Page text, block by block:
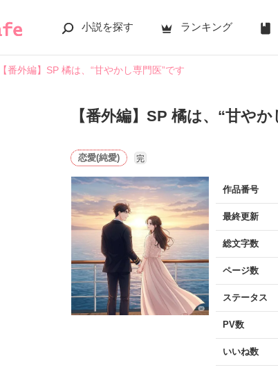
小説を探す ランキング
【番外編】SP 橘は、“甘やかし専門医”です
【番外編】SP 橘は、“甘や
恋愛(純愛) 完
作品番号
最終更新
総文字数
ページ数
ステータス
PV数
いいね数